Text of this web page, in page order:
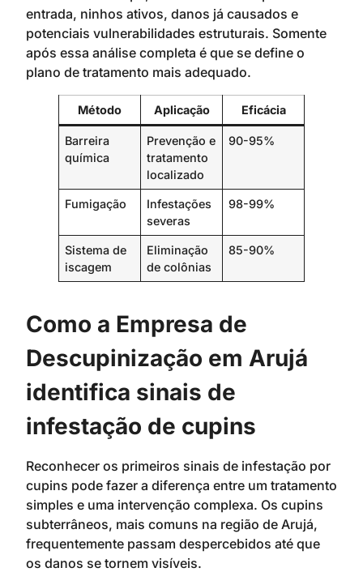
entrada, ninhos ativos, danos já causados e
potenciais vulnerabilidades estruturais. Somente
após essa análise completa é que se define o
plano de tratamento mais adequado.
Método Aplicação Eficácia
Barreira
química
Prevenção e
tratamento
localizado
90-95%
Fumigação
Infestações
severas
98-99%
Sistema de
iscagem
Eliminação
de colônias
85-90%
Como a Empresa de
Descupinização em Arujá
identifica sinais de
infestação de cupins
Reconhecer os primeiros sinais de infestação por
cupins pode fazer a diferença entre um tratamento
simples e uma intervenção complexa. Os cupins
subterrâneos, mais comuns na região de Arujá,
frequentemente passam despercebidos até que
os danos se tornem visíveis.